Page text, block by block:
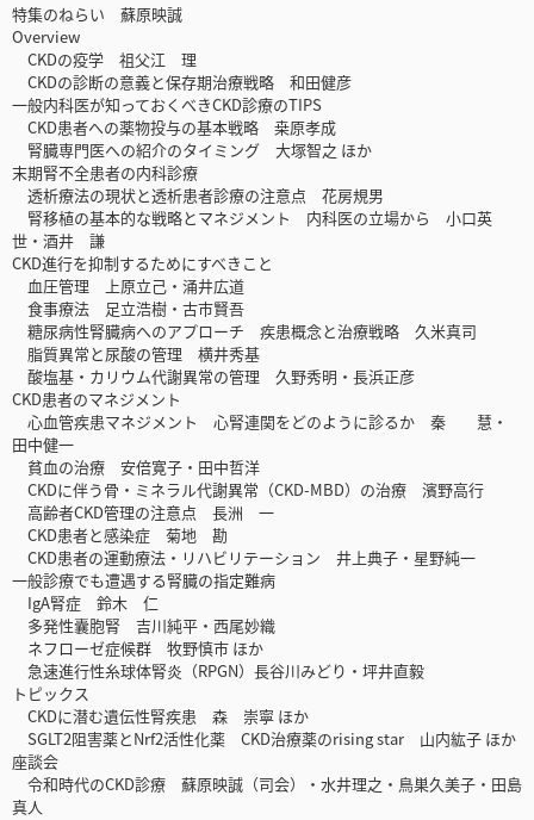
特集のねらい 蘇原映誠
Overview
CKDの疫学 祖父江 理
CKDの診断の意義と保存期治療戦略 和田健彦
一般内科医が知っておくべきCKD診療のTIPS
CKD患者への薬物投与の基本戦略 桒原孝成
腎臓専門医への紹介のタイミング 大塚智之 ほか
末期腎不全患者の内科診療
透析療法の現状と透析患者診療の注意点 花房規男
腎移植の基本的な戦略とマネジメント 内科医の立場から 小口英
世・酒井 謙
CKD進行を抑制するためにすべきこと
血圧管理 上原立己・涌井広道
食事療法 足立浩樹・古市賢吾
糖尿病性腎臓病へのアプローチ 疾患概念と治療戦略 久米真司
脂質異常と尿酸の管理 横井秀基
酸塩基・カリウム代謝異常の管理 久野秀明・長浜正彦
CKD患者のマネジメント
心血管疾患マネジメント 心腎連関をどのように診るか 秦 慧・
田中健一
貧血の治療 安倍寛子・田中哲洋
CKDに伴う骨・ミネラル代謝異常（CKD-MBD）の治療 濱野高行
高齢者CKD管理の注意点 長洲 一
CKD患者と感染症 菊地 勘
CKD患者の運動療法・リハビリテーション 井上典子・星野純一
一般診療でも遭遇する腎臓の指定難病
IgA腎症 鈴木 仁
多発性囊胞腎 吉川純平・西尾妙織
ネフローゼ症候群 牧野慎市 ほか
急速進行性糸球体腎炎（RPGN）長谷川みどり・坪井直毅
トピックス
CKDに潜む遺伝性腎疾患 森 崇寧 ほか
SGLT2阻害薬とNrf2活性化薬 CKD治療薬のrising star 山内紘子 ほか
座談会
令和時代のCKD診療 蘇原映誠（司会）・水井理之・鳥巣久美子・田島
真人